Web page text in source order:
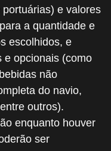
e valores
a quantidade e
escolhidos, e
e opcionais (como
não
do navio,
outros).
enquanto houver
ser